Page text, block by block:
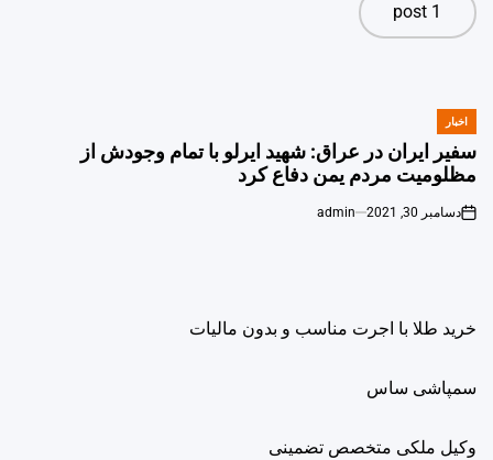
1 post
POSTED
اخبار
سفیر ایران در عراق: شهید ایرلو با تمام وجودش از
مظلومیت مردم یمن دفاع کرد
on
دسامبر 30, 2021 admin
خرید طلا با اجرت مناسب و بدون مالیات
سمپاشی ساس
وکیل ملکی متخصص تضمینی